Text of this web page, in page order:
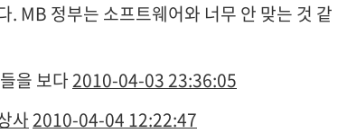
. MB 정부는 소프트웨어와 너무 안 맞는 것 같
을 보다2010-04-03 23:36:05
사2010-04-04 12:22:47